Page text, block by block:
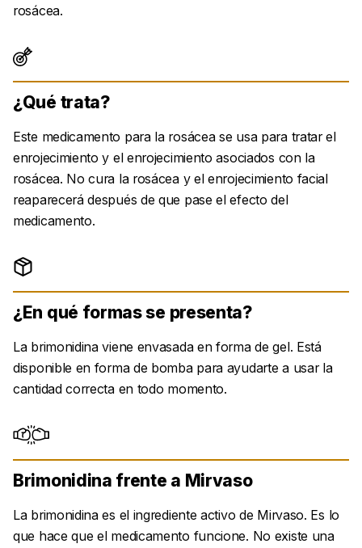
rosácea.
¿Qué trata?
Este medicamento para la rosácea se usa para tratar el
enrojecimiento y el enrojecimiento asociados con la
rosácea. No cura la rosácea y el enrojecimiento facial
reaparecerá después de que pase el efecto del
medicamento.
¿En qué formas se presenta?
La brimonidina viene envasada en forma de gel. Está
disponible en forma de bomba para ayudarte a usar la
cantidad correcta en todo momento.
Brimonidina frente a Mirvaso
La brimonidina es el ingrediente activo de Mirvaso. Es lo
que hace que el medicamento funcione. No existe una